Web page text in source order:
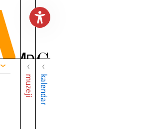
muzeji kalendar